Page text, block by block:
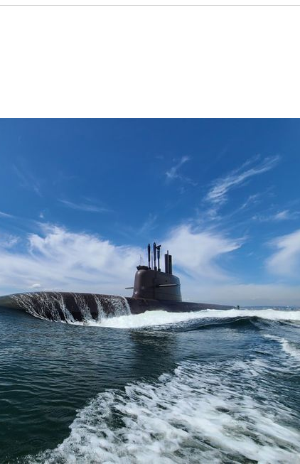
교수…이병태
까지(종합)
10.3만개
말고 과감히
하향
재난지역 선
…희망지 못
]
선제 대응"
무'
마쳐
장 기소
"
회
교수…이병태